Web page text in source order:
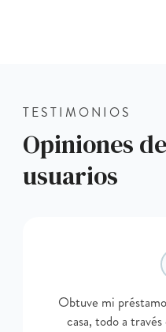
TESTIMONIOS
Opiniones
usuarios
Obtuve mi
casa, todo a